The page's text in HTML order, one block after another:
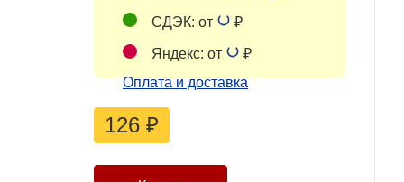
СДЭК: от ₽
Яндекс: от
₽
Оплата и доставка
126 ₽